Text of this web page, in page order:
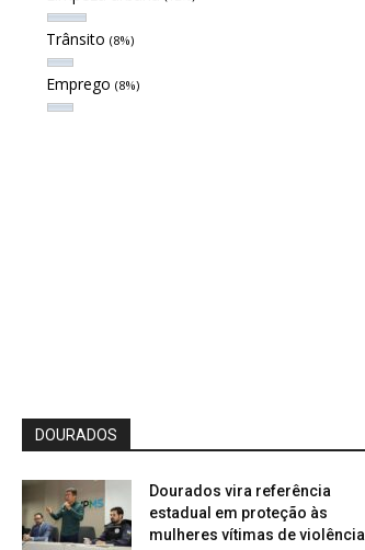
Trânsito (8%)
Emprego (8%)
DOURADOS
Dourados vira referência
estadual em proteção às
mulheres vítimas de violência